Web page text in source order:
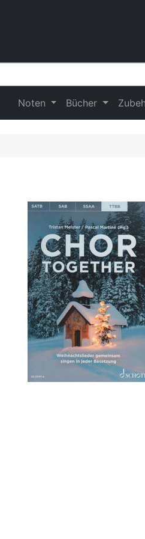
Noten Bücher